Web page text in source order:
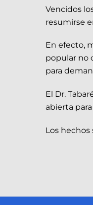
Vencidos
resumirse
En efecto,
popular no
para
El Dr.
abierta
Los hechos